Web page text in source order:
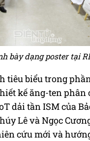
bày dạng poster tại
tiêu biểu trong
kế ăng-ten phân
dải tần ISM của
Lê và Ngọc
cứu mới và